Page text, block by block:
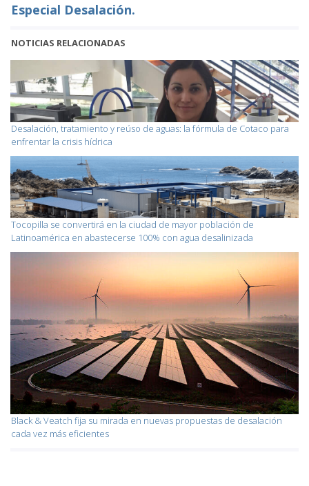
Especial Desalación.
NOTICIAS RELACIONADAS
Desalación, tratamiento y reúso de aguas: la fórmula de Cotaco para
enfrentar la crisis hídrica
Tocopilla se convertirá en la ciudad de mayor población de
Latinoamérica en abastecerse 100% con agua desalinizada
Black & Veatch fija su mirada en nuevas propuestas de desalación
cada vez más eficientes